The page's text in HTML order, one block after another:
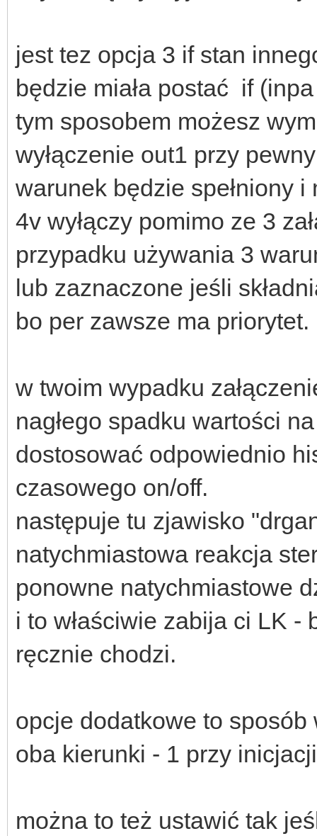
jest tez opcja 3 if stan
będzie miała postać if
tym sposobem możesz
wyłączenie out1 przy
warunek będzie spełniony
4v wyłączy pomimo ze 3
przypadku używania 3
lub zaznaczone jeśli
bo per zawsze ma priorytet.
w twoim wypadku
nagłego spadku wartości
dostosować odpowiednio
czasowego on/off.
następuje tu zjawisko
natychmiastowa reakcja
ponowne natychmiastowe
i to właściwie zabija ci LK -
ręcznie chodzi.
opcje dodatkowe to sposób
oba kierunki - 1 przy
można to też ustawić tak